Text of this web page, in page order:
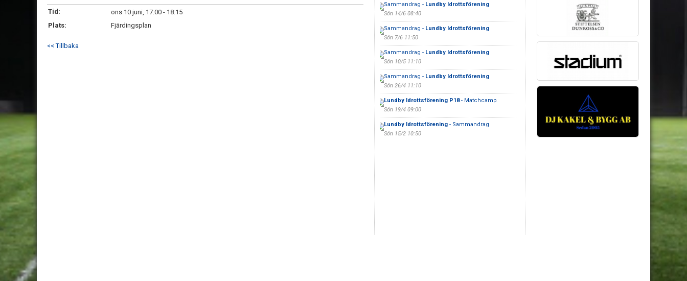
Tid:
ons 10 juni, 17:00 - 18:15
Plats:
Fjärdingsplan
<< Tillbaka
Sammandrag - Lundby Idrottsförening
Sön 14/6 08:40
Sammandrag - Lundby Idrottsförening
Sön 7/6 11:50
Sammandrag - Lundby Idrottsförening
Sön 10/5 11:10
Sammandrag - Lundby Idrottsförening
Sön 26/4 11:10
Lundby Idrottsförening P18- Matchcamp
Sön 19/4 09:00
Lundby Idrottsförening- Sammandrag
Sön 15/2 10:50